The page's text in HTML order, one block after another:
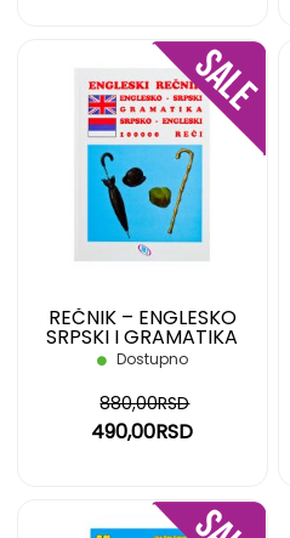
REČNIK – ENGLESKO
SRPSKI I GRAMATIKA
Dostupno
490,00RSD
880,00RSD
DODAJ
NA